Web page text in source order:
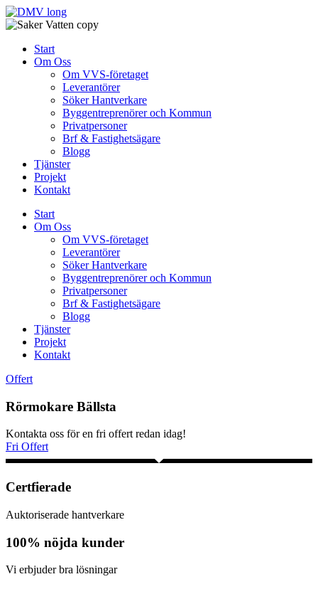
Skip
to
Start
Om Oss
Om VVS-företaget
Leverantörer
Söker Hantverkare
Byggentreprenörer och Kommun
Privatpersoner
Brf & Fastighetsägare
Blogg
Tjänster
Projekt
Kontakt
Start
Om Oss
Om VVS-företaget
Leverantörer
Söker Hantverkare
Byggentreprenörer och Kommun
Privatpersoner
Brf & Fastighetsägare
Blogg
Tjänster
Projekt
Kontakt
Offert
Rörmokare Bällsta
Kontakta oss för en fri offert redan idag!
Fri Offert
Certfierade
Auktoriserade hantverkare
100% nöjda kunder
Vi erbjuder bra lösningar